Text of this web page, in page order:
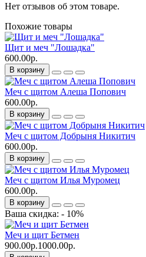
Нет отзывов об этом товаре.
Похожие товары
Щит и меч "Лошадка"
600.00р.
В корзину
Меч с щитом Алеша Попович
600.00р.
В корзину
Меч с щитом Добрыня Никитич
600.00р.
В корзину
Меч с щитом Илья Муромец
600.00р.
В корзину
Ваша скидка: - 10%
Меч и щит Бетмен
900.00р.1000.00р.